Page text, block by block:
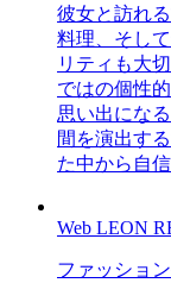
彼女と訪れ
料理、そし
リティも大
ではの個性
思い出にな
間を演出す
た中から自
Web LEON
ファッショ